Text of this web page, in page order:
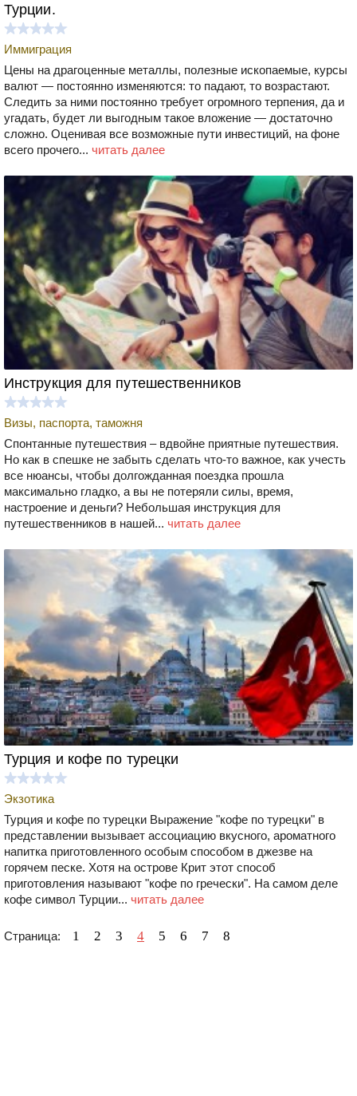
Турции.
Иммиграция
Цены на драгоценные металлы, полезные ископаемые, курсы
валют — постоянно изменяются: то падают, то возрастают.
Следить за ними постоянно требует огромного терпения, да и
угадать, будет ли выгодным такое вложение — достаточно
сложно. Оценивая все возможные пути инвестиций, на фоне
всего прочего... читать далее
Инструкция для путешественников
Визы, паспорта, таможня
Спонтанные путешествия – вдвойне приятные путешествия.
Но как в спешке не забыть сделать что-то важное, как учесть
все нюансы, чтобы долгожданная поездка прошла
максимально гладко, а вы не потеряли силы, время,
настроение и деньги? Небольшая инструкция для
путешественников в нашей... читать далее
Турция и кофе по турецки
Экзотика
Турция и кофе по турецки Выражение "кофе по турецки" в
представлении вызывает ассоциацию вкусного, ароматного
напитка приготовленного особым способом в джезве на
горячем песке. Хотя на острове Крит этот способ
приготовления называют "кофе по гречески". На самом деле
кофе символ Турции... читать далее
Страница: 1 2 3 4 5 6 7 8